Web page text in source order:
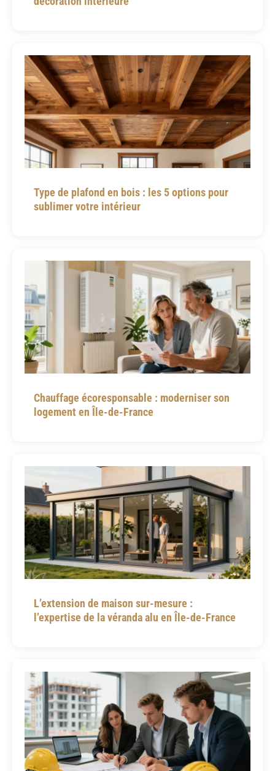
Type de plafond en bois : les 5 options pour
sublimer votre intérieur
Chauffage écoresponsable : moderniser son
logement en Île-de-France
L’extension de maison sur-mesure :
l’expertise de la véranda alu en Île-de-France